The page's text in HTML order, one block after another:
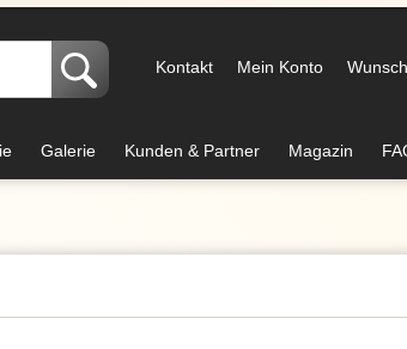
Kontakt Mein Konto
Galerie Kunden & Partner Magazin